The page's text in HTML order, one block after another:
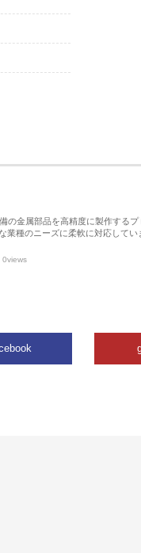
の金属部品を高精度に製作する
業種のニーズに柔軟に対応して
0views